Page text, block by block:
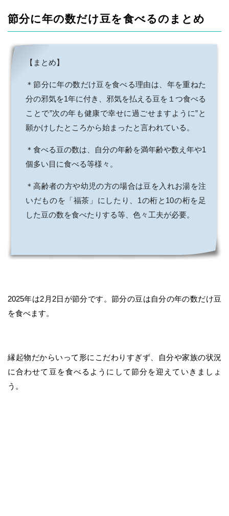
節分に年の数だけ豆を食べるのまとめ
【まとめ】
＊節分に年の数だけ豆を食べる理由は、年を重ねた
分の邪気を1年に付き、邪気を払える豆を１つ食べる
ことで”次の年も健康で幸せに過ごせますように”と
願かけしたところから始まったと言われている。
＊食べる豆の数は、自分の年齢を満年齢や数え年や1
個多い目に食べる等様々。
＊高齢者の方や幼児の方の場合は豆を入れお湯を注
いだものを「福茶」にしたり、1の桁と10の桁を足
した豆の数を食べたりする等、色々工夫が必要。
2025年は2月2日が節分です。節分の豆は自分の年の数だけ豆
を食べます。
縁起物だからいって形にこだわりすぎず、自分や家族の状況
に合わせて豆を食べるようにして節分を迎えていきましょ
う。